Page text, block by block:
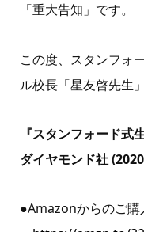
「重大告知」です。
この度、スタンフォ
ル校長「星友啓先生
『スタンフォード式
ダイヤモンド社
●Amazonからのご購